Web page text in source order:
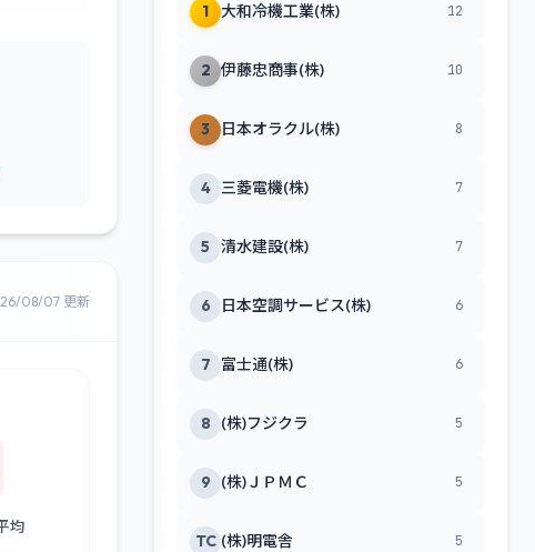
08/07 更新
均
1 大和冷機工業(株) 12
2 伊藤忠商事(株) 10
3 日本オラクル(株) 8
4 三菱電機(株) 7
5 清水建設(株) 7
6 日本空調サービス(株) 6
7 富士通(株) 6
8 (株)フジクラ 5
9 (株)ＪＰＭＣ 5
TC (株)明電舎 5